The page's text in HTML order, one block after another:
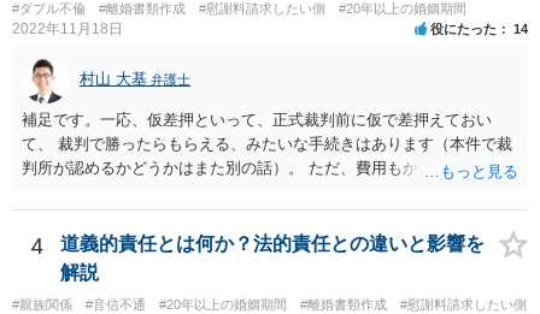
#ダブル不倫 #離婚書類作成 #慰謝料請求したい側 #20年以上の婚姻期間
2022年11月18日 役にたった 14
村山 大基 弁護士
補足です。一応、仮差押といって、正式裁判前に仮で差押えておい
て、 裁判で勝ったらもらえる、みたいな手続きはあります（本件で裁
判所が認めるかどうかはまた別の話）。 ただ、費用もかかりますし、
のであれば、 面談相談に行って詳しく話を聞いてみましょう。
4
道義的責任とは何か？法的責任との違いと影響を
解説
#親族関係 #音信不通 #20年以上の婚姻期間 #離婚書類作成 #慰謝料請求したい側